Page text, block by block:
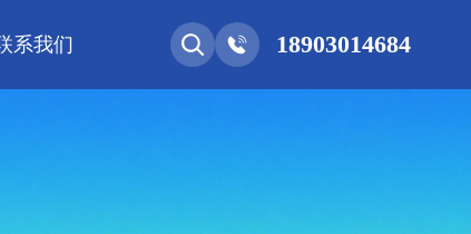
系我们 18903014684